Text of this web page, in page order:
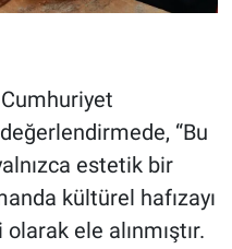
değerlendirmede, “Bu
estetik bir
kültürel hafızayı
ele alınmıştır.